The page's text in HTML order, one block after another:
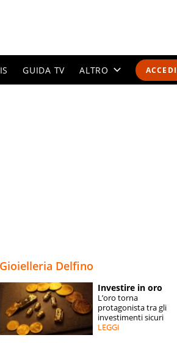
ACCEDI
GUIDA TV ALTRO
SPECIALI
ESPERTI
Gioielleria Delfino
Investire in oro
L’oro torna
protagonista tra gli
investimenti sicuri
LEGGI